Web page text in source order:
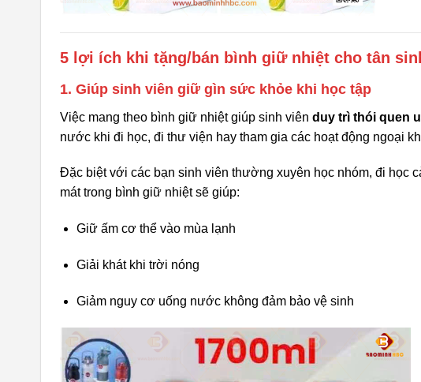
5 lợi ích khi tặng/bán bình giữ nhiệt cho tân
1. Giúp sinh viên giữ gìn sức khỏe khi học tập
Việc mang theo bình giữ nhiệt giúp sinh viên duy trì thói quen
nước khi đi học, đi thư viện hay tham gia các hoạt động ngoại
Đặc biệt với các bạn sinh viên thường xuyên học nhóm, đi học
mát trong bình giữ nhiệt sẽ giúp:
Giữ ấm cơ thể vào mùa lạnh
Giải khát khi trời nóng
Giảm nguy cơ uống nước không đảm bảo vệ sinh